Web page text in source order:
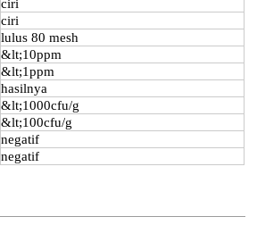
ciri
ciri
lulus 80 mesh
&lt;10ppm
&lt;1ppm
hasilnya
&lt;1000cfu/g
&lt;100cfu/g
negatif
negatif